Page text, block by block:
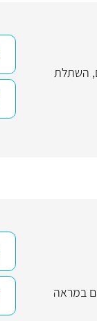
, השתלת
במראה